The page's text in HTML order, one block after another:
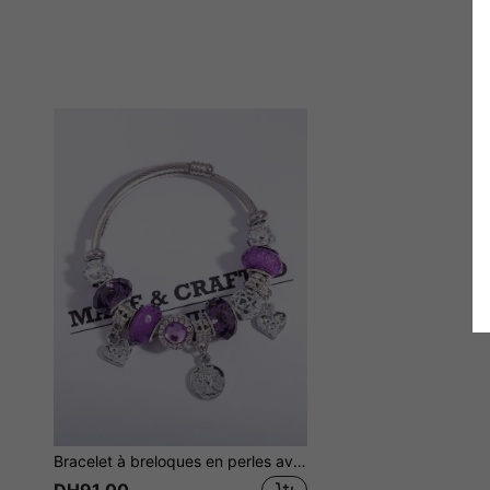
Bracelet à breloques en perles avec cœur, Valentin, Maman, Mère, Fête des Mères, Cadeau